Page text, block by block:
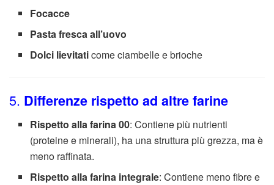
Focacce
Pasta fresca all’uovo
Dolci lievitaticome ciambelle e brioche
5. Differenze rispetto ad altre farine
Rispetto alla farina 00: Contiene più nutrienti
(proteine e minerali), ha una struttura più grezza, ma è
meno raffinata.
Rispetto alla farina integrale: Contiene meno fibre e